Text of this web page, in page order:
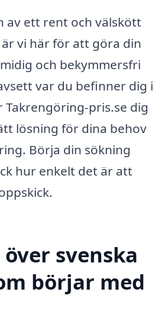
av ett rent och välskött
vi här för att göra din
och bekymmersfri
var du befinner dig i
Takrengöring-pris.se dig
lösning för dina behov
Börja din sökning
hur enkelt det är att
svenska
börjar med